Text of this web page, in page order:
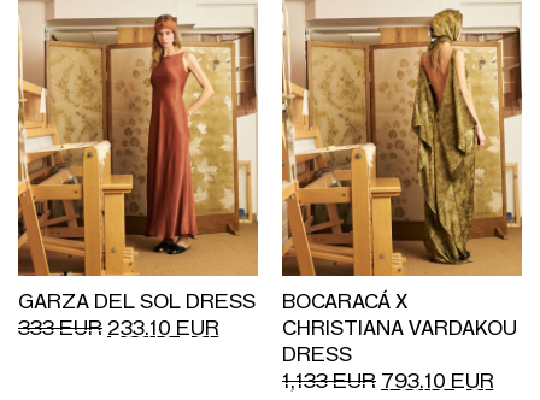
GARZA DEL SOL DRESS
333EUR 233.10 EUR
BOCARACÁ X
CHRISTIANA VARDAKOU
DRESS
1,133EUR 793.10 EUR